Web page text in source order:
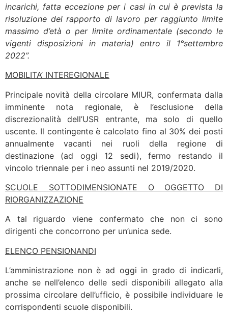
incarichi, fatta eccezione per i casi in cui è prevista la
risoluzione del rapporto di lavoro per raggiunto limite
massimo d’età o per limite ordinamentale (secondo le
vigenti disposizioni in materia) entro il 1°settembre
2022”.
MOBILITA’ INTEREGIONALE
Principale novità della circolare MIUR, confermata dalla
imminente nota regionale, è l’esclusione della
discrezionalità dell’USR entrante, ma solo di quello
uscente. Il contingente è calcolato fino al 30% dei posti
annualmente vacanti nei ruoli della regione di
destinazione (ad oggi 12 sedi), fermo restando il
vincolo triennale per i neo assunti nel 2019/2020.
SCUOLE SOTTODIMENSIONATE O OGGETTO DI
RIORGANIZZAZIONE
A tal riguardo viene confermato che non ci sono
dirigenti che concorrono per un’unica sede.
ELENCO PENSIONANDI
L’amministrazione non è ad oggi in grado di indicarli,
anche se nell’elenco delle sedi disponibili allegato alla
prossima circolare dell’ufficio, è possibile individuare le
corrispondenti scuole disponibili.